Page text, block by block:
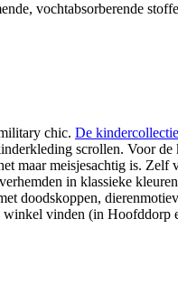
vochtabsorberende
chic. De
scrollen. Voor
maar meisjesachtig is.
in klassieke
doodskoppen,
vinden (in Hoofddorp